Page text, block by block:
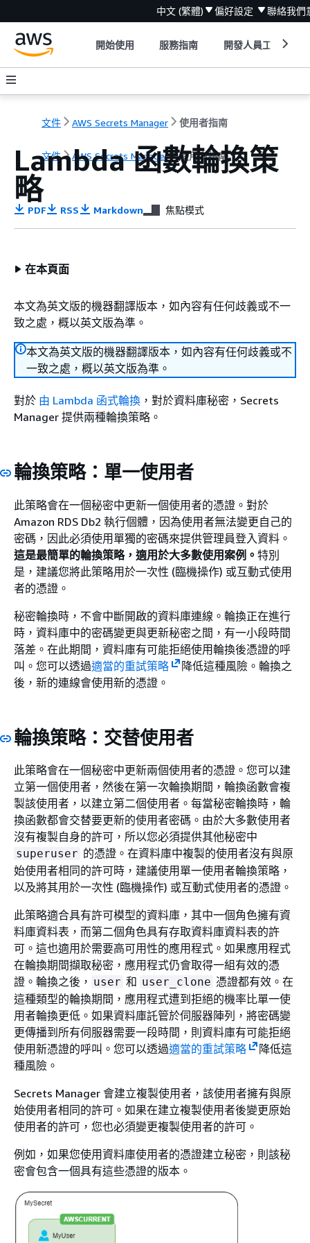
中文 (繁體) 偏好設定 聯絡我們
開始使用 服務指南 開發人員工具
文件 AWS Secrets Manager 使用者指南
文件 AWS Secrets Manager 使用者指南
Lambda 函數輪換策
略
PDF RSS Markdown 焦點模式
在本頁面
本文為英文版的機器翻譯版本，如內容有任何歧義或不一
致之處，概以英文版為準。
本文為英文版的機器翻譯版本，如內容有任何歧義或不
一致之處，概以英文版為準。
對於 由 Lambda 函式輪換 ，對於資料庫秘密，Secrets
Manager 提供兩種輪換策略。
輪換策略：單一使用者
此策略會在一個秘密中更新一個使用者的憑證。對於
Amazon RDS Db2 執行個體，因為使用者無法變更自己的
密碼，因此必須使用單獨的密碼來提供管理員登入資料。
這是最簡單的輪換策略，適用於大多數使用案例。 特別
是，建議您將此策略用於一次性 (臨機操作) 或互動式使用
者的憑證。
秘密輪換時，不會中斷開啟的資料庫連線。輪換正在進行
時，資料庫中的密碼變更與更新秘密之間，有一小段時間
落差。在此期間，資料庫有可能拒絕使用輪換後憑證的呼
叫。您可以透過適當的重試策略
降低這種風險。輪換之
後，新的連線會使用新的憑證。
輪換策略：交替使用者
此策略會在一個秘密中更新兩個使用者的憑證。您可以建
立第一個使用者，然後在第一次輪換期間，輪換函數會複
製該使用者，以建立第二個使用者。每當秘密輪換時，輪
換函數都會交替要更新的使用者密碼。由於大多數使用者
沒有複製自身的許可，所以您必須提供其他秘密中
superuser 的憑證。在資料庫中複製的使用者沒有與原
始使用者相同的許可時，建議使用單一使用者輪換策略，
以及將其用於一次性 (臨機操作) 或互動式使用者的憑證。
此策略適合具有許可模型的資料庫，其中一個角色擁有資
料庫資料表，而第二個角色具有存取資料庫資料表的許
可。這也適用於需要高可用性的應用程式。如果應用程式
在輪換期間擷取秘密，應用程式仍會取得一組有效的憑
證。輪換之後， user 和 user_clone 憑證都有效。在
這種類型的輪換期間，應用程式遭到拒絕的機率比單一使
用者輪換更低。如果資料庫託管於伺服器陣列，將密碼變
更傳播到所有伺服器需要一段時間，則資料庫有可能拒絕
使用新憑證的呼叫。您可以透過適當的重試策略
降低這
種風險。
Secrets Manager 會建立複製使用者，該使用者擁有與原
始使用者相同的許可。如果在建立複製使用者後變更原始
使用者的許可，您也必須變更複製使用者的許可。
例如，如果您使用資料庫使用者的憑證建立秘密，則該秘
密會包含一個具有這些憑證的版本。